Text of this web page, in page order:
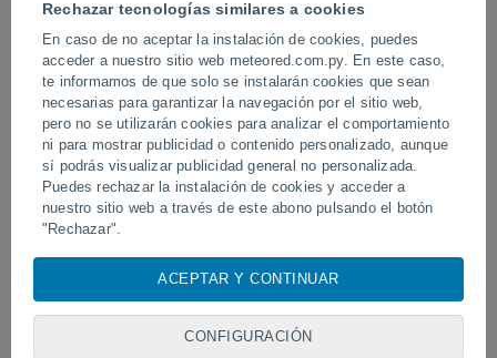
Rechazar tecnologías similares a cookies
En caso de no aceptar la instalación de cookies, puedes
acceder a nuestro sitio web meteored.com.py. En este caso,
te informamos de que solo se instalarán cookies que sean
necesarias para garantizar la navegación por el sitio web,
pero no se utilizarán cookies para analizar el comportamiento
ni para mostrar publicidad o contenido personalizado, aunque
sí podrás visualizar publicidad general no personalizada.
Puedes rechazar la instalación de cookies y acceder a
nuestro sitio web a través de este abono pulsando el botón
"Rechazar".
cookies, identificadores únicos o tecnologías similares para
almacenar, acceder y procesar datos personales como su
visita en este sitio web, las direcciones IP y los
ACEPTAR Y CONTINUAR
CONFIGURACIÓN
Un rayo impactó en un campo de
fútbol en Narathiwat, Tailandia.
Erupción y actividad
volcán de Fuego,